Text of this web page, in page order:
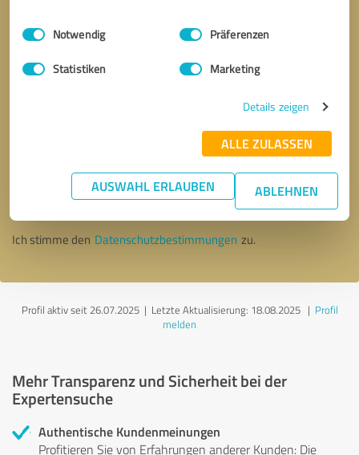
Impressum Datenschutzbestimmungen
Einwilligungsauswahl
Notwendig Präferenzen
Statistiken Marketing
Details zeigen
ALLE ZULASSEN
AUSWAHL ERLAUBEN ABLEHNEN
* Erforderliche Angaben
Nachricht senden
Ich stimme den Datenschutzbestimmungen zu.
Profil aktiv seit 26.07.2025 | Letzte Aktualisierung: 18.08.2025| Profil
melden
Mehr Transparenz und Sicherheit bei der
Expertensuche
Authentische Kundenmeinungen
Profitieren Sie von Erfahrungen anderer Kunden: Die